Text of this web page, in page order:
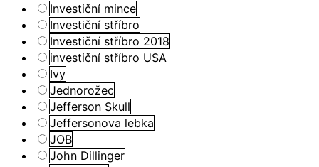
Investiční mince
Investiční stříbro
Investiční stříbro 2018
investiční stříbro USA
Ivy
Jednorožec
Jefferson Skull
Jeffersonova lebka
JOB
John Dillinger